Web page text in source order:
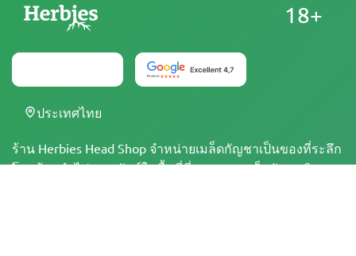
ร้าน Herbies Head Shop จำหน่ายเมล็ดกัญชาเป็นของที่ระลึก
โดยห้ามนำไปเพาะพันธุ์ในพื้นที่ที่การเพาะเมล็ดกัญชาผิด
18+
ประเทศไทย